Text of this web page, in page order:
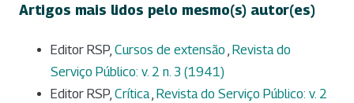
Artigos mais lidos pelo mesmo(s) autor(es)
Editor RSP, Cursos de extensão , Revista do
Serviço Público: v. 2 n. 3 (1941)
Editor RSP, Crítica, Revista do Serviço Público: v. 2